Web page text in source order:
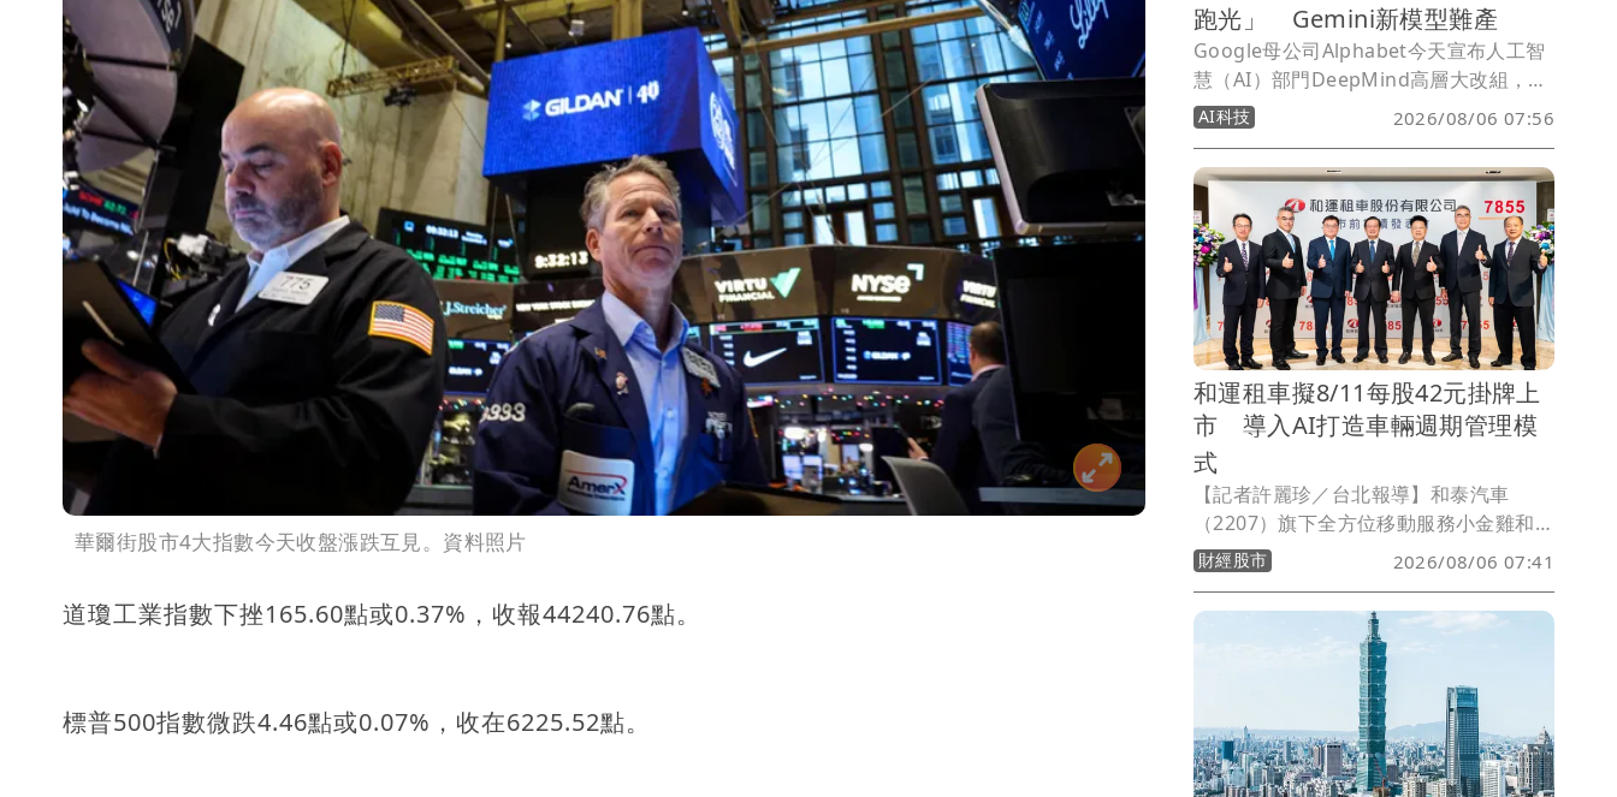
華爾街股市4大指數今天收盤漲跌互見。資料照片
道瓊工業指數下挫165.60點或0.37%，收報44240.76點。
標普500指數微跌4.46點或0.07%，收在6225.52點。
跑光」 Gemini新模型難產
Google母公司Alphabet今天宣布人工智
慧（AI）部門DeepMind高層大改組，執
行長哈薩比斯轉任董事長，Gemini模型
的數名負責人包括狄恩（Jeff Dean）離
職，股價應聲挫4%。
AI科技 2026/08/06 07:56
和運租車擬8/11每股42元掛牌上
市 導入AI打造車輛週期管理模
式
【記者許麗珍／台北報導】和泰汽車
（2207）旗下全方位移動服務小金雞和運
租車（7855），配合初次上市前股票公開
承銷，完成股票競價拍賣作業。和運租車
指出，公開申購承銷價格訂為每股42元，
公開申購作業已完成，昨(8/5)進行公開抽
籤，預計8月11日掛牌上市。和運租車表
示近年持續導入AI技術，應用於需求預
測、智慧調度、智慧定價、客服服務及車
況辨識等營運流程，結合車輛全生命週期
管理模式。
財經股市 2026/08/06 07:41